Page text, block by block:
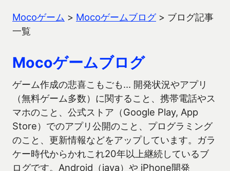
Mocoゲーム > Mocoゲームブログ> ブログ記事
一覧
Mocoゲームブログ
ゲーム作成の悲喜こもごも… 開発状況やアプリ
（無料ゲーム多数）に関すること、携帯電話やス
マホのこと、公式ストア（Google Play, App
Store）でのアプリ公開のこと、プログラミング
のこと、更新情報などをアップしています。ガラ
ケー時代からかれこれ20年以上継続しているブ
ログです。Android（java）や iPhone開発